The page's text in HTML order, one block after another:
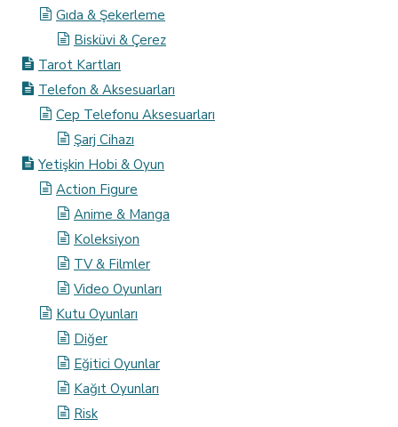
Gıda & Şekerleme
Bisküvi & Çerez
Tarot Kartları
Telefon & Aksesuarları
Cep Telefonu Aksesuarları
Şarj Cihazı
Yetişkin Hobi & Oyun
Action Figure
Anime & Manga
Koleksiyon
TV & Filmler
Video Oyunları
Kutu Oyunları
Diğer
Eğitici Oyunlar
Kağıt Oyunları
Risk